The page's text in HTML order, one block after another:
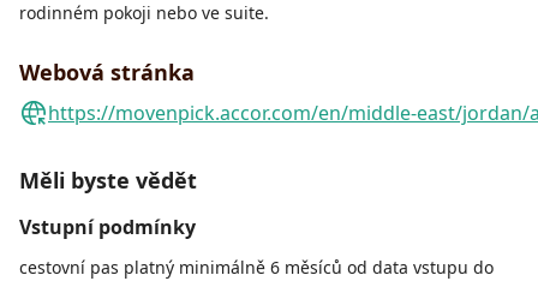
rodinném pokoji nebo ve suite.
Webová stránka
https://movenpick.accor.com/en/middle-east/jordan/
Měli byste vědět
Vstupní podmínky
cestovní pas platný minimálně 6 měsíců od data vstupu do